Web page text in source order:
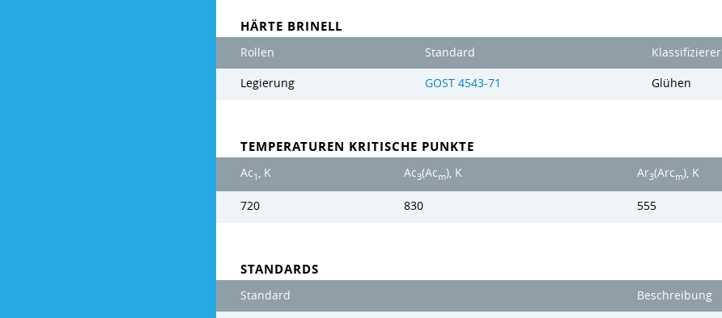
HÄRTE BRINELL
Rollen Standard Klassifizierer
Legierung GOST 4543-71 Glühen
TEMPERATUREN KRITISCHE PUNKTE
Ac1 , K Ac3(Acm), K Ar3(Arcm), K
720 830 555
STANDARDS
Standard Beschreibung